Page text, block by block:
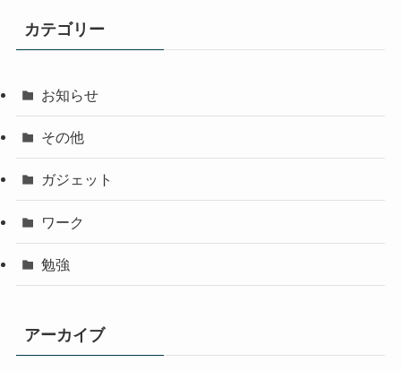
カテゴリー
お知らせ
その他
ガジェット
ワーク
勉強
アーカイブ